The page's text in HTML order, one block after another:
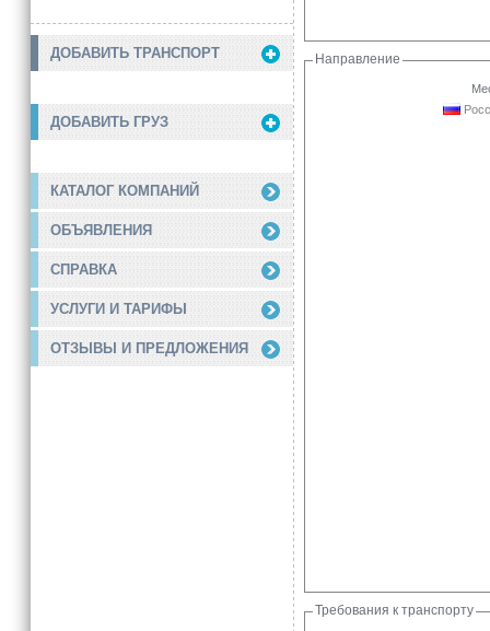
ДОБАВИТЬ ТРАНСПОРТ
ДОБАВИТЬ ГРУЗ
КАТАЛОГ КОМПАНИЙ
ОБЪЯВЛЕНИЯ
СПРАВКА
УСЛУГИ И ТАРИФЫ
ОТЗЫВЫ И ПРЕДЛОЖЕНИЯ
Направление
Требования к транспорту